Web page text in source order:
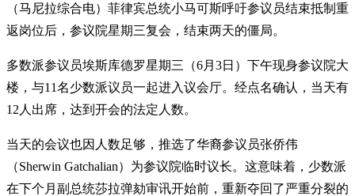
（马尼拉综合电）菲律宾总统小马可斯呼吁参议员结束抵制重
返岗位后，参议院星期三复会，结束两天的僵局。
多数派参议员埃斯库德罗星期三（6月3日）下午现身参议院大
楼，与11名少数派议员一起进入议会厅。经点名确认，当天有
12人出席，达到开会的法定人数。
当天的会议也因人数足够，推选了华裔参议员张侨伟
（Sherwin Gatchalian）为参议院临时议长。这意味着，少数派
在下个月副总统莎拉弹劾审讯开始前，重新夺回了严重分裂的